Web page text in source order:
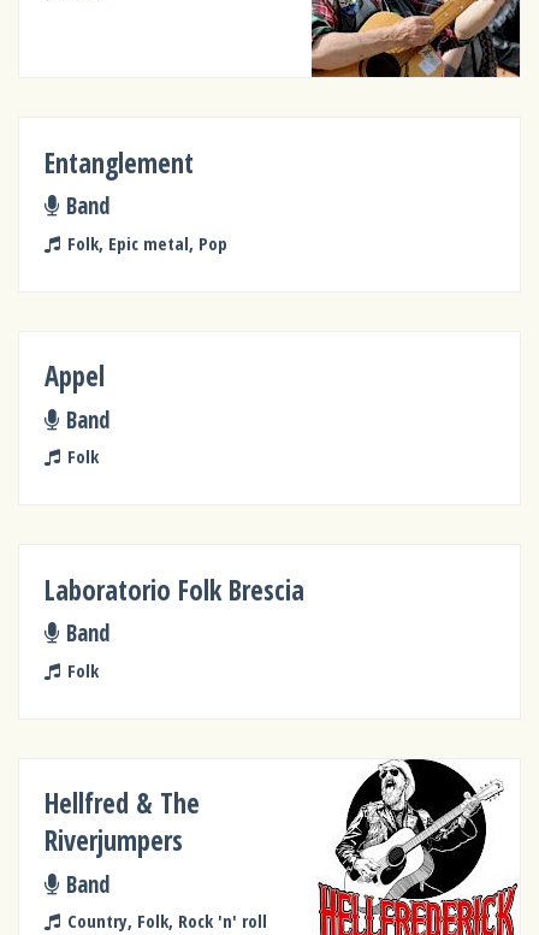
Entanglement
Band
Folk, Epic metal, Pop
Appel
Band
Folk
Laboratorio Folk Brescia
Band
Folk
Hellfred & The
Riverjumpers
Band
Country, Folk, Rock 'n' roll